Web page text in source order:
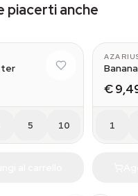
piacerti anche
5 10
€
1